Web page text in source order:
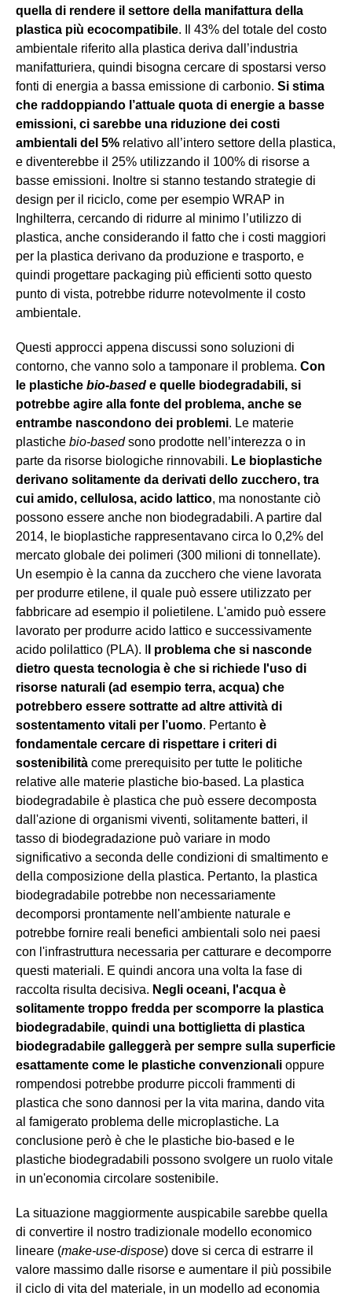
quella di rendere il settore della manifattura della
plastica più ecocompatibile. Il 43% del totale del costo
ambientale riferito alla plastica deriva dall’industria
manifatturiera, quindi bisogna cercare di spostarsi verso
fonti di energia a bassa emissione di carbonio. Si stima
che raddoppiando l’attuale quota di energie a basse
emissioni, ci sarebbe una riduzione dei costi
ambientali del 5% relativo all’intero settore della plastica,
e diventerebbe il 25% utilizzando il 100% di risorse a
basse emissioni. Inoltre si stanno testando strategie di
design per il riciclo, come per esempio WRAP in
Inghilterra, cercando di ridurre al minimo l’utilizzo di
plastica, anche considerando il fatto che i costi maggiori
per la plastica derivano da produzione e trasporto, e
quindi progettare packaging più efficienti sotto questo
punto di vista, potrebbe ridurre notevolmente il costo
ambientale.
Questi approcci appena discussi sono soluzioni di
contorno, che vanno solo a tamponare il problema. Con
le plastiche bio-based e quelle biodegradabili, si
potrebbe agire alla fonte del problema, anche se
entrambe nascondono dei problemi. Le materie
plastiche bio-basedsono prodotte nell’interezza o in
parte da risorse biologiche rinnovabili. Le bioplastiche
derivano solitamente da derivati ​​dello zucchero, tra
cui amido, cellulosa, acido lattico, ma nonostante ciò
possono essere anche non biodegradabili. A partire dal
2014, le bioplastiche rappresentavano circa lo 0,2% del
mercato globale dei polimeri (300 milioni di tonnellate).
Un esempio è la canna da zucchero che viene lavorata
per produrre etilene, il quale può essere utilizzato per
fabbricare ad esempio il polietilene. L'amido può essere
lavorato per produrre acido lattico e successivamente
acido polilattico (PLA). I
l problema che si nasconde
dietro questa tecnologia è che si richiede l'uso di
risorse naturali (ad esempio terra, acqua) che
potrebbero essere sottratte ad altre attività di
sostentamento vitali per l’uomo. Pertanto è
fondamentale cercare di rispettare i criteri di
sostenibilità come prerequisito per tutte le politiche
relative alle materie plastiche bio-based. La plastica
biodegradabile è plastica che può essere decomposta
dall'azione di organismi viventi, solitamente batteri, il
tasso di biodegradazione può variare in modo
significativo a seconda delle condizioni di smaltimento e
della composizione della plastica. Pertanto, la plastica
biodegradabile potrebbe non necessariamente
decomporsi prontamente nell'ambiente naturale e
potrebbe fornire reali benefici ambientali solo nei paesi
con l'infrastruttura necessaria per catturare e decomporre
questi materiali. E quindi ancora una volta la fase di
raccolta risulta decisiva. Negli oceani, l'acqua è
solitamente troppo fredda per scomporre la plastica
biodegradabile, quindi una bottiglietta di plastica
biodegradabile galleggerà per sempre sulla superficie
esattamente come le plastiche convenzionali oppure
rompendosi potrebbe produrre piccoli frammenti di
plastica che sono dannosi per la vita marina, dando vita
al famigerato problema delle microplastiche. La
conclusione però è che le plastiche bio-based e le
plastiche biodegradabili possono svolgere un ruolo vitale
in un'economia circolare sostenibile.
La situazione maggiormente auspicabile sarebbe quella
di convertire il nostro tradizionale modello economico
lineare (make-use-dispose) dove si cerca di estrarre il
valore massimo dalle risorse e aumentare il più possibile
il ciclo di vita del materiale, in un modello ad economia